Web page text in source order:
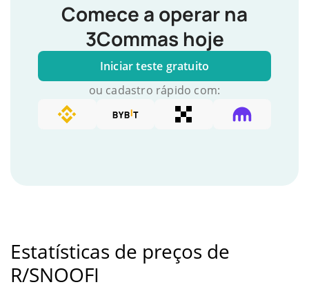
Comece a operar na
3Commas hoje
Iniciar teste gratuito
ou cadastro rápido com:
Estatísticas de preços de
R/SNOOFI